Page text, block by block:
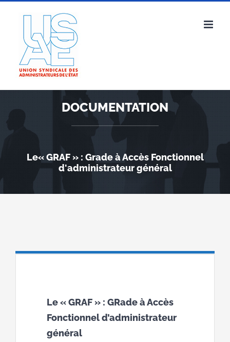
contenu
DOCUMENTATION
Le« GRAF » : Grade à Accès Fonctionnel
d'administrateur général
Le « GRAF » : GRade à Accès
Fonctionnel d’administrateur
général